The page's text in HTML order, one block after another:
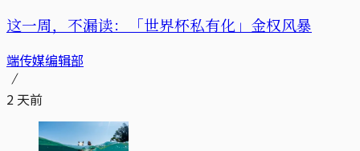
这一周，不漏读：「世界杯私有化」金权风暴
端传媒编辑部
2 天前